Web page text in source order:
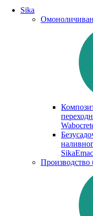
Sika
Производство